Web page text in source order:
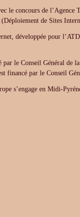
le concours de
de Sites
développée pour
le Conseil Général de
financé par le Conseil
s’engage en Midi-